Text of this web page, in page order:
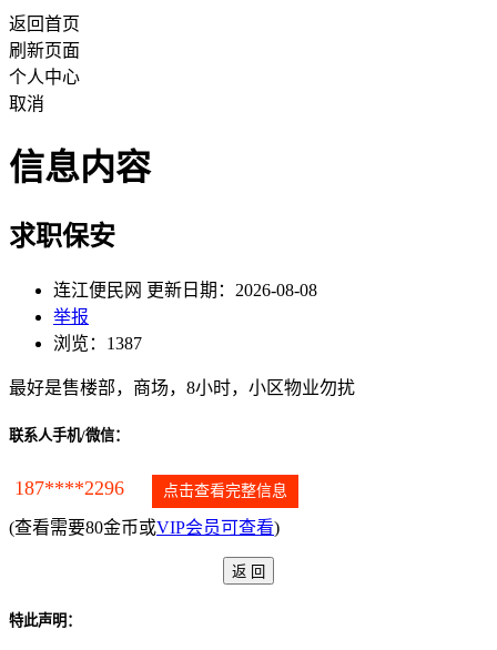
返回首页
刷新页面
个人中心
取消
信息内容
求职保安
连江便民网 更新日期：2026-08-08
举报
浏览：1387
最好是售楼部，商场，8小时，小区物业勿扰
联系人手机/微信：
187****2296 点击查看完整信息
(查看需要80金币或VIP会员可查看)
特此声明：